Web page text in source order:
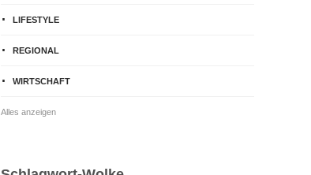
LIFESTYLE
REGIONAL
WIRTSCHAFT
Alles anzeigen